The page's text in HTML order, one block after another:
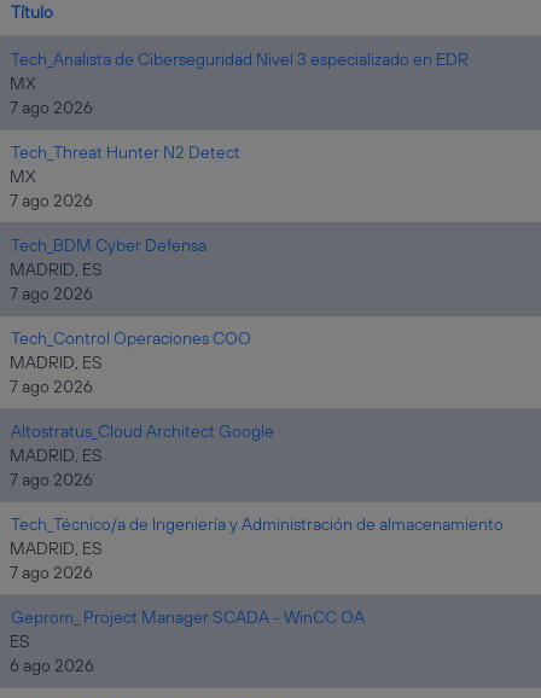
Título
Tech_Analista de Ciberseguridad Nivel 3 especializado en EDR
MX
7 ago 2026
Tech_Threat Hunter N2 Detect
MX
7 ago 2026
Tech_BDM Cyber Defensa
MADRID, ES
7 ago 2026
Tech_Control Operaciones COO
MADRID, ES
7 ago 2026
Altostratus_Cloud Architect Google
MADRID, ES
7 ago 2026
Tech_Técnico/a de Ingeniería y Administración de almacenamiento
MADRID, ES
7 ago 2026
Geprom_ Project Manager SCADA - WinCC OA
ES
6 ago 2026